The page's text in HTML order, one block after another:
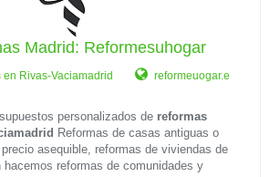
Madrid: Reformesuhogar
Rivas-Vaciamadrid reformeuogar.e
personalizados de reformas
Reformas de casas antiguas o
asequible, reformas de viviendas de
reformas de comunidades y